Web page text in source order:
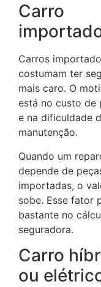
Carro
Carros
costumam ter
mais caro. O
está no custo de
e na dificuldade
manutenção.
Quando um
depende de
importadas, o
sobe. Esse fator
bastante no
seguradora.
Carro
ou